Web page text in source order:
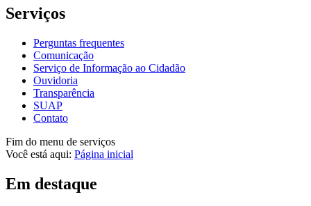
Serviços
Perguntas frequentes
Comunicação
Serviço de Informação ao Cidadão
Ouvidoria
Transparência
SUAP
Contato
Fim do menu de serviços
Você está aqui: Página inicial
Em destaque